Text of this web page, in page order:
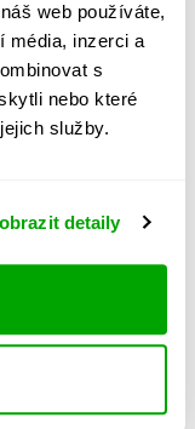
web používáte,
média, inzerci a
s
nebo které
služby.
detaily
verzi, na
těšit
závislosti na